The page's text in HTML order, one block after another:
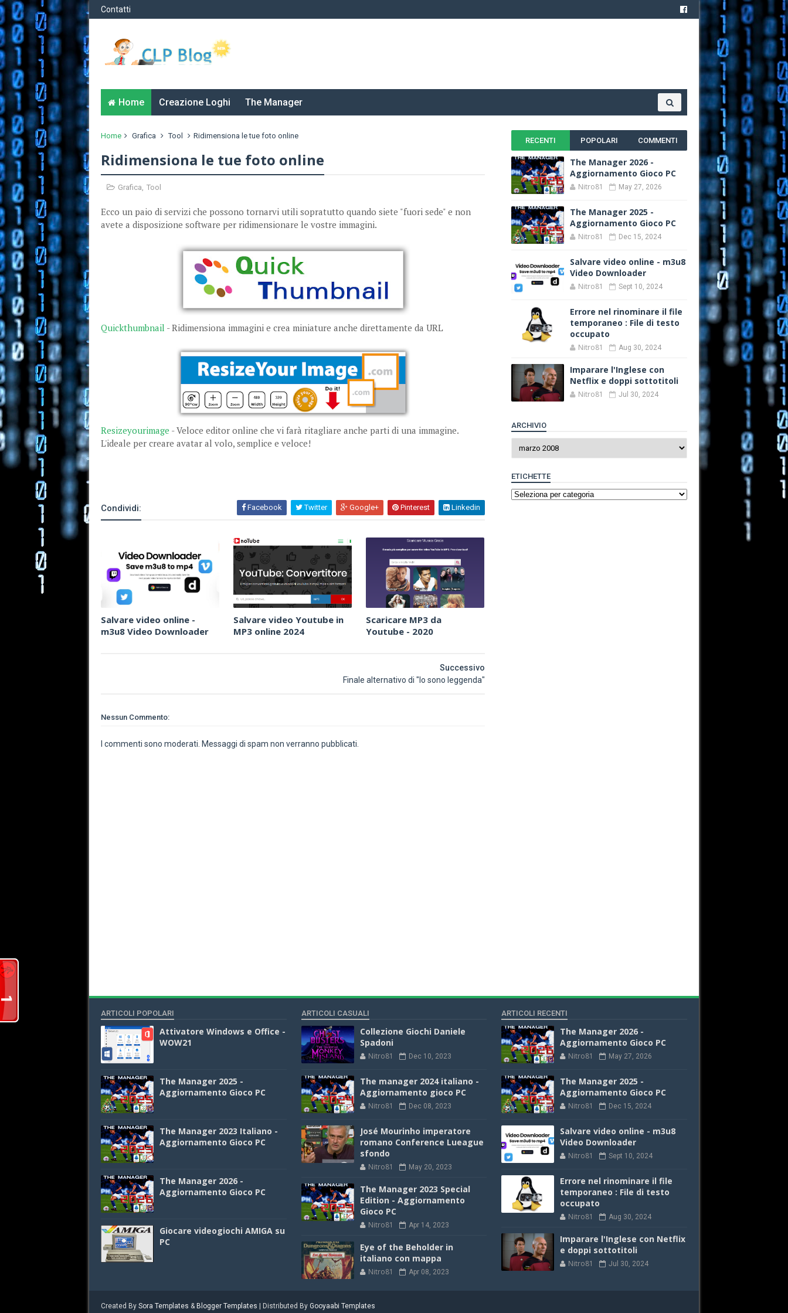
Contatti
Home Creazione Loghi The Manager
Home Grafica Tool Ridimensiona le tue foto online
Ridimensiona le tue foto online
Grafica, Tool
Ecco un paio di servizi che possono tornarvi utili sopratutto quando siete "fuori sede" e non
avete a disposizione software per ridimensionare le vostre immagini.
Quickthumbnail - Ridimensiona immagini e crea miniature anche direttamente da URL
Resizeyourimage - Veloce editor online che vi farà ritagliare anche parti di una immagine.
L'ideale per creare avatar al volo, semplice e veloce!
Condividi: Facebook Twitter Google+ Pinterest Linkedin
Salvare video online -
m3u8 Video Downloader
Salvare video Youtube in
MP3 online 2024
Scaricare MP3 da
Youtube - 2020
Successivo
Finale alternativo di "Io sono leggenda"
Nessun Commento:
I commenti sono moderati. Messaggi di spam non verranno pubblicati.
RECENTI POPOLARI COMMENTI
The Manager 2026 -
Aggiornamento Gioco PC
Nitro81 May 27, 2026
The Manager 2025 -
Aggiornamento Gioco PC
Nitro81 Dec 15, 2024
Salvare video online - m3u8
Video Downloader
Nitro81 Sept 10, 2024
Errore nel rinominare il file
temporaneo : File di testo
occupato
Nitro81 Aug 30, 2024
Imparare l'Inglese con
Netflix e doppi sottotitoli
Nitro81 Jul 30, 2024
ARCHIVIO
ETICHETTE
ARTICOLI POPOLARI
Attivatore Windows e Office -
WOW21
The Manager 2025 -
Aggiornamento Gioco PC
The Manager 2023 Italiano -
Aggiornamento Gioco PC
The Manager 2026 -
Aggiornamento Gioco PC
Giocare videogiochi AMIGA su
PC
ARTICOLI CASUALI
Collezione Giochi Daniele
Spadoni
Nitro81 Dec 10, 2023
The manager 2024 italiano -
Aggiornamento gioco PC
Nitro81 Dec 08, 2023
José Mourinho imperatore
romano Conference Lueague
sfondo
Nitro81 May 20, 2023
The Manager 2023 Special
Edition - Aggiornamento
Gioco PC
Nitro81 Apr 14, 2023
Eye of the Beholder in
italiano con mappa
Nitro81 Apr 08, 2023
ARTICOLI RECENTI
The Manager 2026 -
Aggiornamento Gioco PC
Nitro81 May 27, 2026
The Manager 2025 -
Aggiornamento Gioco PC
Nitro81 Dec 15, 2024
Salvare video online - m3u8
Video Downloader
Nitro81 Sept 10, 2024
Errore nel rinominare il file
temporaneo : File di testo
occupato
Nitro81 Aug 30, 2024
Imparare l'Inglese con Netflix
e doppi sottotitoli
Nitro81 Jul 30, 2024
Created By Sora Templates & Blogger Templates | Distributed By Gooyaabi Templates